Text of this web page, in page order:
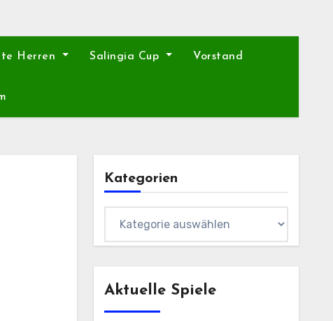
Herren Salingia Cup Vorstand
Kategorien
Aktuelle Spiele